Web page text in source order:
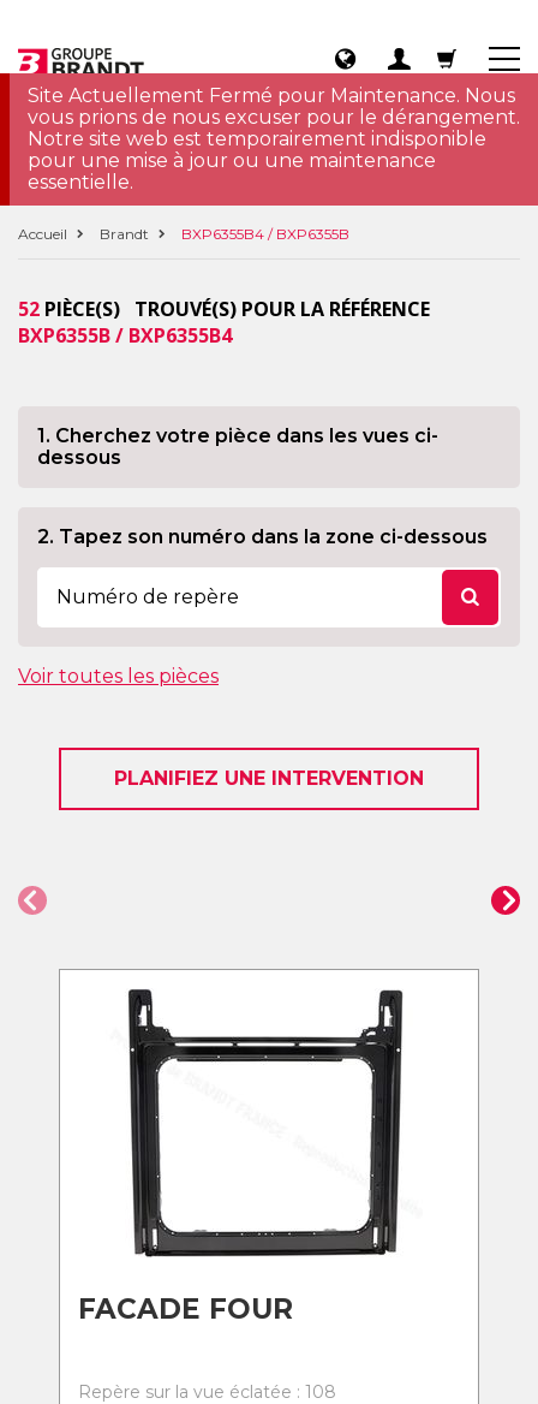
Site Actuellement Fermé pour Maintenance. Nous
vous prions de nous excuser pour le dérangement.
Notre site web est temporairement indisponible
pour une mise à jour ou une maintenance
essentielle.
Accueil Brandt BXP6355B4 / BXP6355B
52 PIÈCE(S) TROUVÉ(S) POUR LA RÉFÉRENCE
BXP6355B / BXP6355B4
1. Cherchez votre pièce dans les vues ci-
dessous
2. Tapez son numéro dans la zone ci-dessous
Voir toutes les pièces
PLANIFIEZ UNE INTERVENTION
FACADE FOUR
Repère sur la vue éclatée : 108